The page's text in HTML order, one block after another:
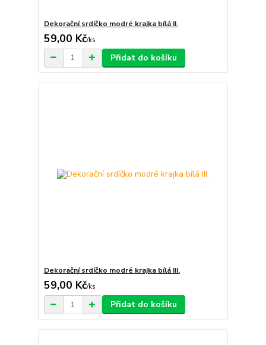
Dekorační srdíčko modré krajka bílá II.
59,00 Kč/ks
Přidat do košíku
Dekorační srdíčko modré krajka bílá III.
59,00 Kč/ks
Přidat do košíku